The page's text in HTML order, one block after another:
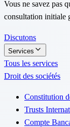
Vous ne savez pas
consultation initiale
Discutons
Services
Tous les services
Droit des sociétés
Constitution
Trusts
Compte